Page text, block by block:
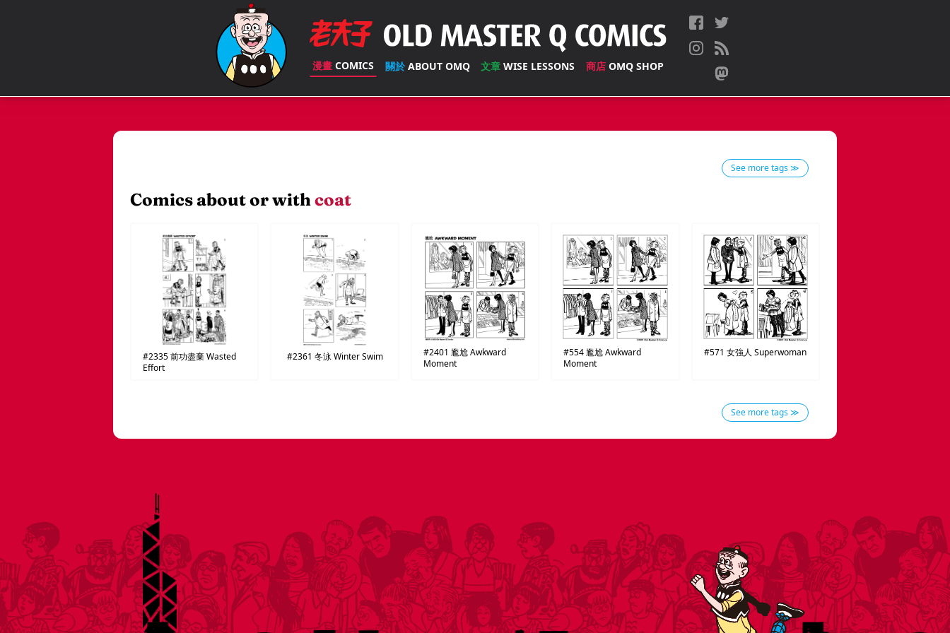
漫畫COMICS 關於ABOUT OMQ 文章WISE LESSONS 商店 OMQ SHOP
See more tags ≫
Comics about or withcoat
#2335前功盡棄Wasted
Effort
#2361 冬泳Winter Swim #2401 尷尬Awkward
Moment
#554尷尬Awkward
Moment
#571 女強人 Superwoman
See more tags ≫